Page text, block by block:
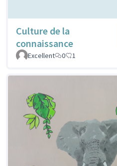
Culture de la
connaissance
Excellent
0 1